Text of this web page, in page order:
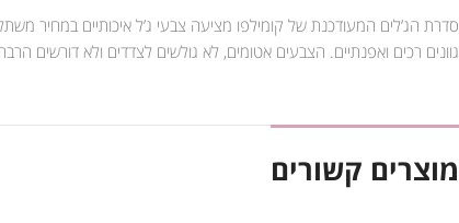
סדרת הג’לים המעודכנת של קומילפו מציעה צבעי ג’ל איכותיים במחיר
גוונים רכים ואפנתיים. הצבעים אטומים, לא גולשים לצדדים ולא דורשים
מוצרים קשורים